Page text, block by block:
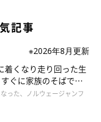
か
記事
※2026年8月更新
着くなり走り回った生
ぐに家族のそばで落
てよかった」
った、ノルウェージャンフ